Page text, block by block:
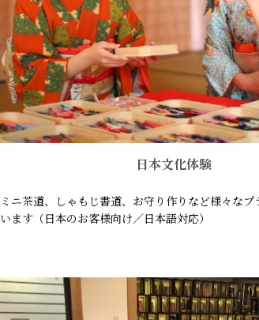
日本文化体験
ミニ茶道、しゃもじ書道、お守り作りなど様々なプ
います（日本のお客様向け／日本語対応）